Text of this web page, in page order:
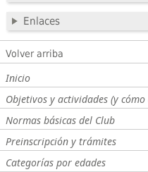
Enlaces
Volver arriba
Inicio
Objetivos y actividades (y
Normas básicas del Club
Preinscripción y trámites
Categorías por edades